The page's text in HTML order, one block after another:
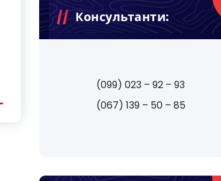
Консультанти:
(099) 023 – 92 – 93
(067) 139 – 50 – 85